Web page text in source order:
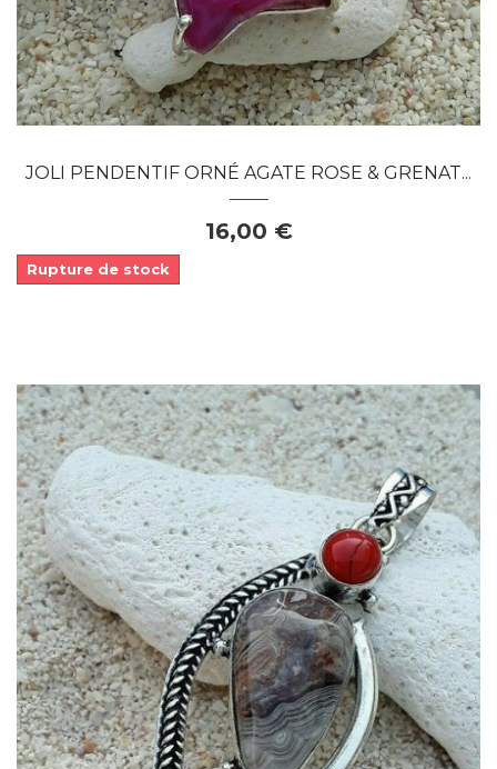
JOLI PENDENTIF ORNÉ AGATE ROSE & GRENAT...
16,00 €
Rupture de stock
Dans mon panier